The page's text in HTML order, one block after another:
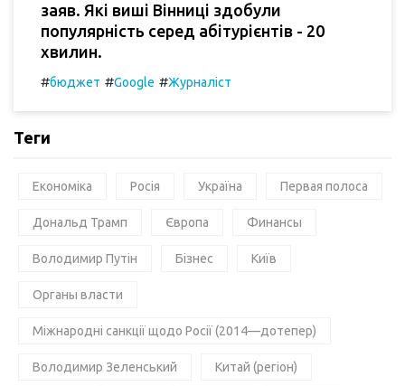
заяв. Які виші Вінниці здобули
популярність серед абітурієнтів - 20
хвилин.
#бюджет #Google #Журналіст
Теги
Економіка Росія Україна Первая полоса
Дональд Трамп Європа Финансы
Володимир Путін Бізнес Київ
Органы власти
Міжнародні санкції щодо Росії (2014—дотепер)
Володимир Зеленський Китай (регіон)